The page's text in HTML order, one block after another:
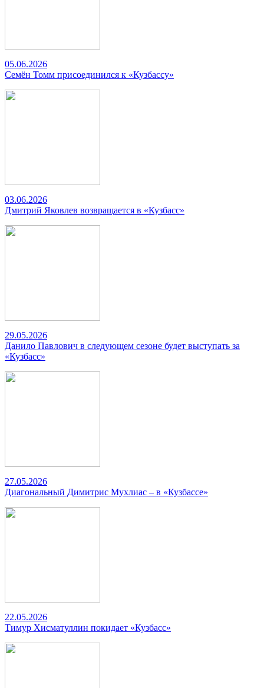
05.06.2026
Семён Томм присоединился к «Кузбассу»
03.06.2026
Дмитрий Яковлев возвращается в «Кузбасс»
29.05.2026
Данило Павлович в следующем сезоне будет выступать за
«Кузбасс»
27.05.2026
Диагональный Димитрис Мухлиас – в «Кузбассе»
22.05.2026
Тимур Хисматуллин покидает «Кузбасс»